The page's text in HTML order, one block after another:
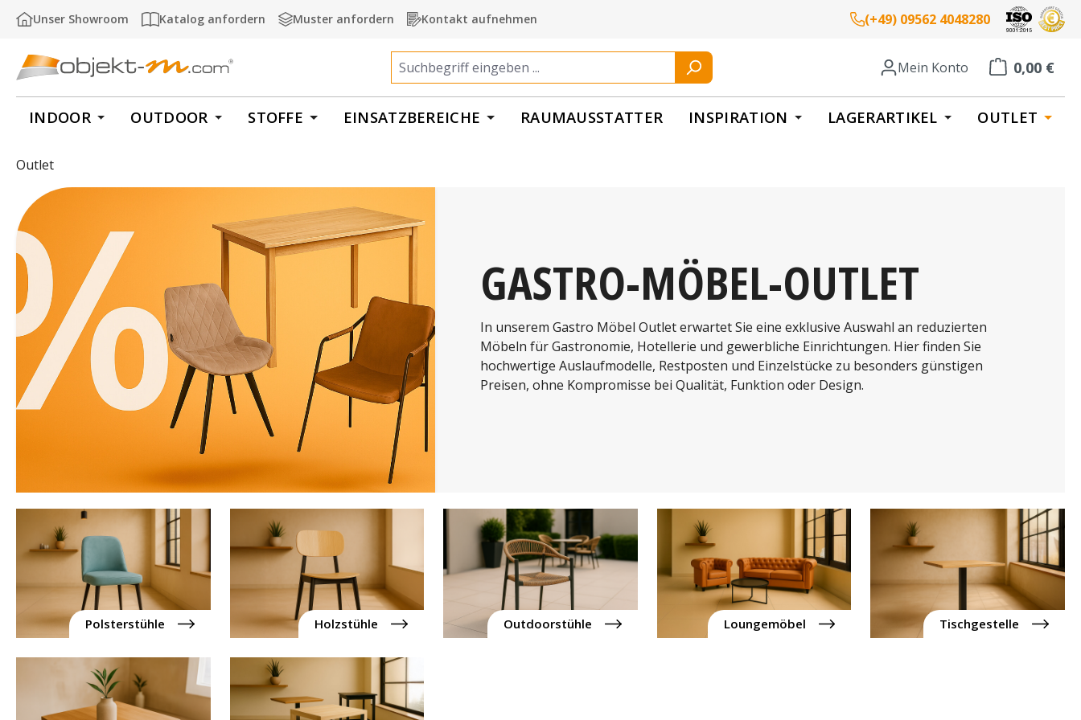
Hauptinhalt springen
Zur Suche springen
Zur Hauptnavigation springen
Unser Showroom Katalog anfordern Muster anfordern Kontakt aufnehmen (+49) 09562 4048280
Mein Konto 0,00 €
Warenkorb
INDOOR OUTDOOR STOFFE EINSATZBEREICHE RAUMAUSSTATTER INSPIRATION LAGERARTIKEL OUTLET
Outlet
GASTRO-MÖBEL-OUTLET
In unserem Gastro Möbel Outlet erwartet Sie eine exklusive Auswahl an reduzierten
Möbeln für Gastronomie, Hotellerie und gewerbliche Einrichtungen. Hier finden Sie
hochwertige Auslaufmodelle, Restposten und Einzelstücke zu besonders günstigen
Preisen, ohne Kompromisse bei Qualität, Funktion oder Design.
Polsterstühle Holzstühle Outdoorstühle Loungemöbel Tischgestelle